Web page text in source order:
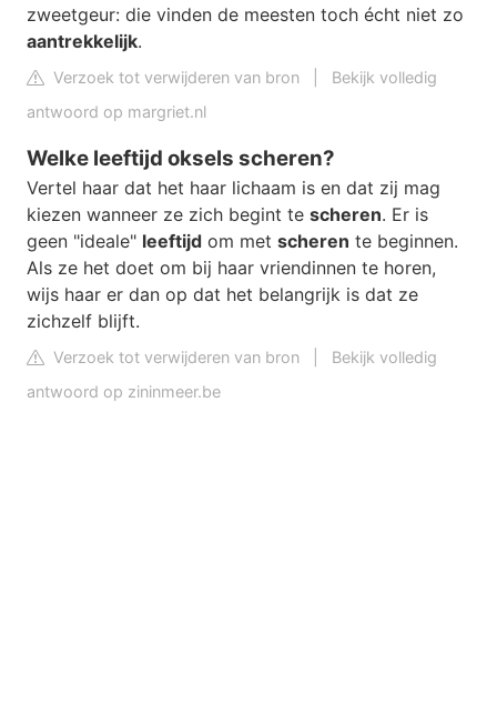
zweetgeur: die vinden de meesten toch écht niet zo
aantrekkelijk.
Verzoek tot verwijderen van bron
Bekijk volledig
antwoord op margriet.nl
Welke leeftijd oksels scheren?
Vertel haar dat het haar lichaam is en dat zij mag
kiezen wanneer ze zich begint te scheren. Er is
geen "ideale" leeftijd om met scheren te beginnen.
Als ze het doet om bij haar vriendinnen te horen,
wijs haar er dan op dat het belangrijk is dat ze
zichzelf blijft.
Verzoek tot verwijderen van bron
Bekijk volledig
antwoord op zininmeer.be